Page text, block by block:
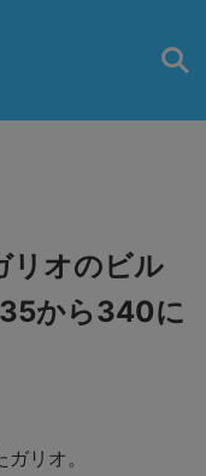
リオのビル
から340に
リオ。